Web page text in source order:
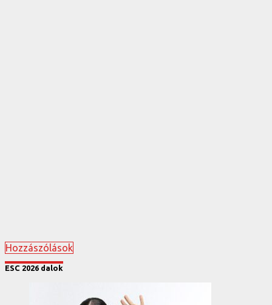
Hozzászólások
ESC 2026 dalok